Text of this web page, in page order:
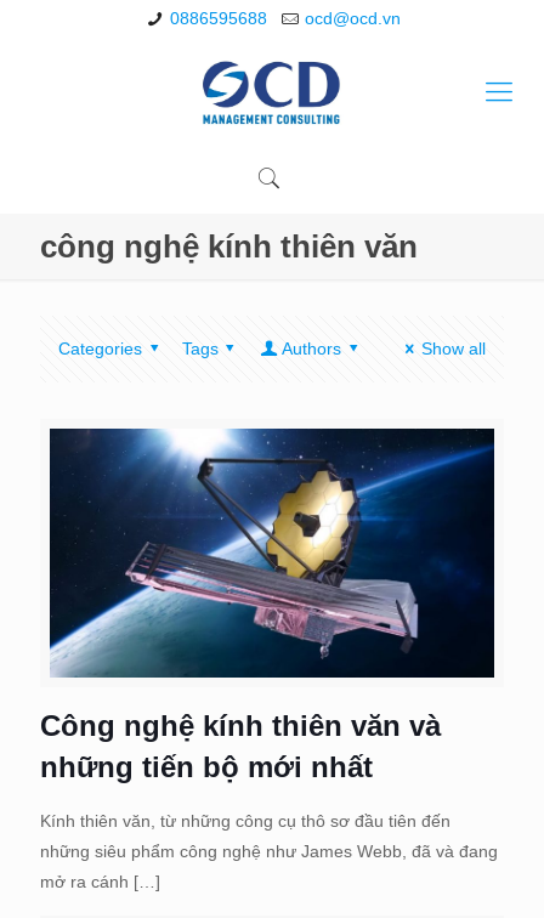
0886595688 ocd@ocd.vn
công nghệ kính thiên văn
Categories Tags Authors Show all
Công nghệ kính thiên văn và
những tiến bộ mới nhất
Kính thiên văn, từ những công cụ thô sơ đầu tiên đến
những siêu phẩm công nghệ như James Webb, đã và đang
mở ra cánh […]